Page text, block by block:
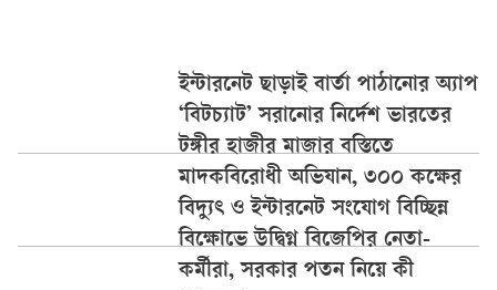
ইন্টারনেট ছাড়াই বার্তা পাঠানোর অ্যাপ
‘বিটচ্যাট’ সরানোর নির্দেশ ভারতের
টঙ্গীর হাজীর মাজার বস্তিতে
মাদকবিরোধী অভিযান, ৩০০ কক্ষের
বিদ্যুৎ ও ইন্টারনেট সংযোগ বিচ্ছিন্ন
বিক্ষোভে উদ্বিগ্ন বিজেপির নেতা-
কর্মীরা, সরকার পতন নিয়ে কী